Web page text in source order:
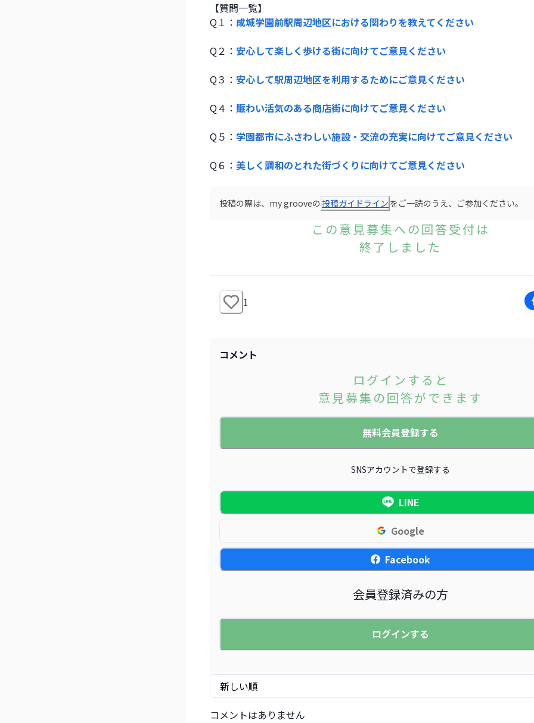
【質問一覧】
Q１： 成城学園前駅周辺地区における関わりを教えてください
Q２： 安心して楽しく歩ける街に向けてご意見ください
Q３： 安心して駅周辺地区を利用するためにご意見ください
Q４： 賑わい活気のある商店街に向けてご意見ください
Q５： 学園都市にふさわしい施設・交流の充実に向けてご意見ください
Q６： 美しく調和のとれた街づくりに向けてご意見ください
投稿の際は、my grooveの 投稿ガイドライン をご一読のうえ、ご参加ください。
この意見募集への回答受付は
終了しました
1
コメント
ログインすると
意見募集の回答ができます
無料会員登録する
SNSアカウントで登録する
LINE
Google
Facebook
会員登録済みの方
ログインする
コメントはありません